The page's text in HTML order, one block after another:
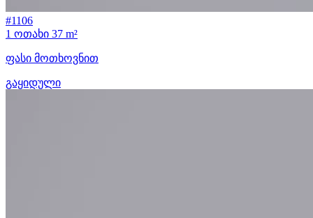
#1106
1 ოთახი 37 m²
ფასი მოთხოვნით
გაყიდული